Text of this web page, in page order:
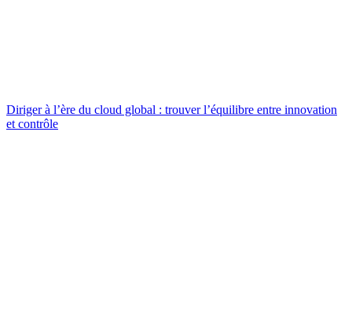
Diriger à l’ère du cloud global : trouver l’équilibre entre innovation
et contrôle